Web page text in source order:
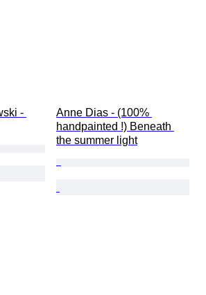
-
Anne Dias - (100%
handpainted !) Beneath
the summer light